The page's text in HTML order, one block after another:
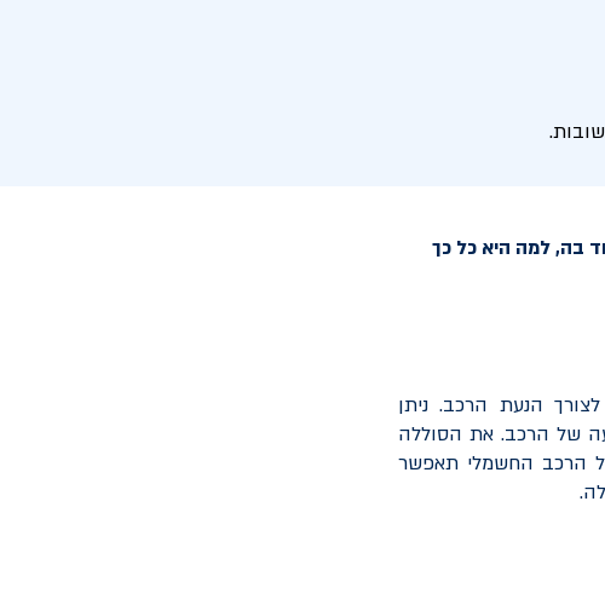
בה, למה היא כל כך
הנעת הרכב. ניתן
של הרכב. את הסוללה
הרכב החשמלי תאפשר